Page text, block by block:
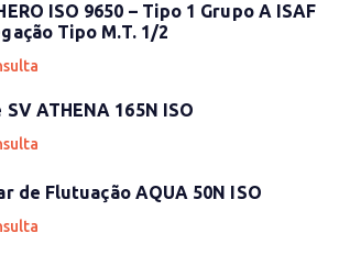
ISO 9650 – Tipo 1 Grupo A ISAF
Tipo M.T. 1/2
ATHENA 165N ISO
de Flutuação AQUA 50N ISO